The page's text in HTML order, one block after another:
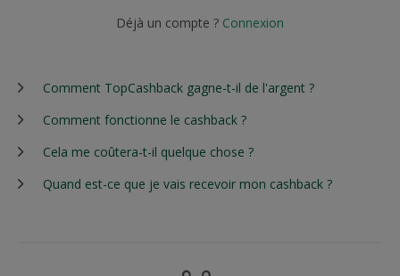
Déjà un compte ? Connexion
Comment TopCashback gagne-t-il de l'argent ?
Comment fonctionne le cashback ?
Cela me coûtera-t-il quelque chose ?
Quand est-ce que je vais recevoir mon cashback ?